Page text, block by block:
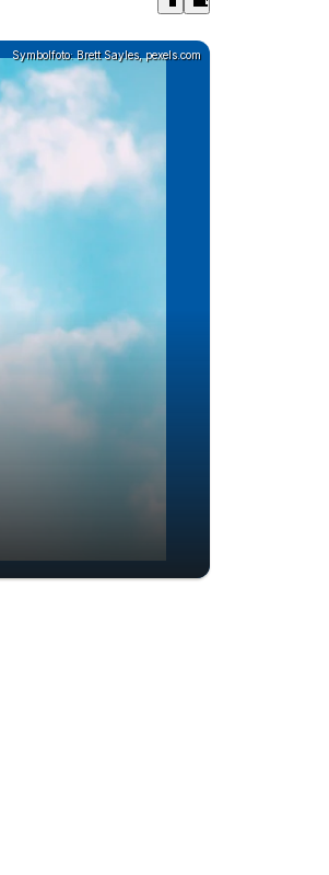
Symbolfoto: Brett Sayles, pexels.com